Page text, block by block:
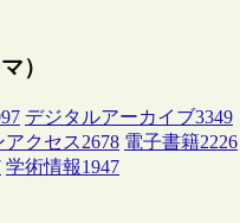
）
デジタルアーカイブ3349
アクセス2678 電子書籍2226
学術情報1947